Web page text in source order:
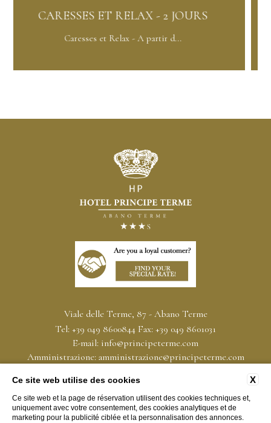
FORFAIT ORCHIDE - 3 NUITS
Forfait Orchidée - A partir d...
Viale delle Terme, 87 - Abano Terme
Tel: +39 049 8600844 Fax: +39 049 8601031
E-mail: info@principeterme.com
Amministrazione: amministrazione@principeterme.com
P.Iva: 00339590283
CIN IT028001A1W9FNBTKI
X
Ce site web utilise des cookies
Ce site web et la page de réservation utilisent des cookies techniques et,
uniquement avec votre consentement, des cookies analytiques et de
marketing pour la publicité ciblée et la personnalisation des annonces.